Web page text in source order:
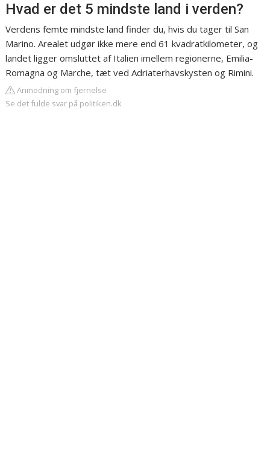
Hvad er det 5 mindste land i verden?
Verdens femte mindste land finder du, hvis du tager til San
Marino. Arealet udgør ikke mere end 61 kvadratkilometer, og
landet ligger omsluttet af Italien imellem regionerne, Emilia-
Romagna og Marche, tæt ved Adriaterhavskysten og Rimini.
Anmodning om fjernelse
Se det fulde svar på politiken.dk